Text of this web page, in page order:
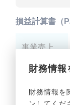
財務情報
財務情報を
ンしてくだ
損益計算書（
事業売上
事業利益